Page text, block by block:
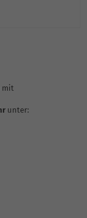
mit
unter: